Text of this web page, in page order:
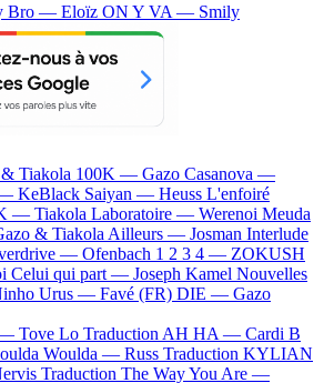
Bro — Eloïz ON Y VA — Smily
Tiakola 100K — Gazo Casanova —
— KeBlack Saiyan — Heuss L'enfoiré
— Tiakola Laboratoire — Werenoi Meuda
& Tiakola Ailleurs — Josman Interlude
— Ofenbach 1 2 3 4 — ZOKUSH
Celui qui part — Joseph Kamel Nouvelles
Urus — Favé (FR) DIE — Gazo
— Tove Lo Traduction AH HA — Cardi B
Woulda — Russ Traduction KYLIAN
Traduction The Way You Are —